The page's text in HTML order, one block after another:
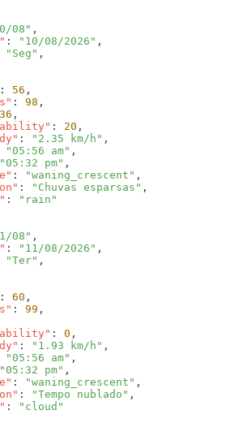
08"
: "10/08/2026"
"Seg"
: 56
: 98
: 20
: "2.35 km/h"
"05:56 am"
"05:32 pm"
: "waning_crescent"
: "Chuvas esparsas"
:
08"
: "11/08/2026"
"Ter"
: 60
: 99
: 0
: "1.93 km/h"
"05:56 am"
"05:32 pm"
: "waning_crescent"
: "Tempo nublado"
: